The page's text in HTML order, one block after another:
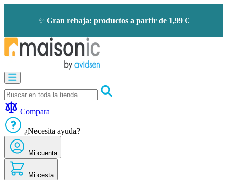
✨ Gran rebaja: productos a partir de 1,99 €
Audioporteros y videoporteros
Solar - ahorro de energía
Seguridad
Oportunidades
Compara
¿Necesita ayuda?
Mi cuenta
Mi cesta